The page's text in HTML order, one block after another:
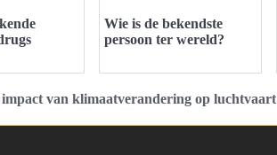
Wie is de bekendste
persoon ter wereld?
impact van klimaatverandering op luchtvaart